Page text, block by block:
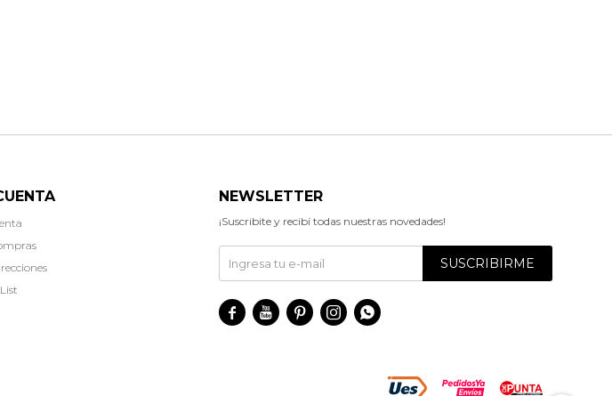
NEWSLETTER
¡Suscribite y recibí todas nuestras novedades!
SUSCRIBIRME
    